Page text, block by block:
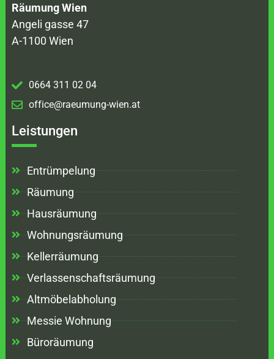
Räumung Wien
Angeli gasse 47
A-1100 Wien
0664 311 02 04
office@raeumung-wien.at
Leistungen
Entrümpelung
Räumung
Hausräumung
Wohnungsräumung
Kellerräumung
Verlassenschaftsräumung
Altmöbelabholung
Messie Wohnung
Büroräumung